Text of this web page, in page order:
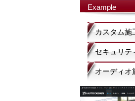
Example
カスタム施
セキュリテ
オーディオ